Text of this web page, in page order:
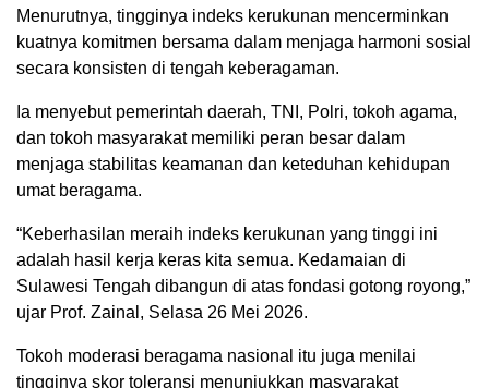
Menurutnya, tingginya indeks kerukunan mencerminkan
kuatnya komitmen bersama dalam menjaga harmoni sosial
secara konsisten di tengah keberagaman.
Ia menyebut pemerintah daerah, TNI, Polri, tokoh agama,
dan tokoh masyarakat memiliki peran besar dalam
menjaga stabilitas keamanan dan keteduhan kehidupan
umat beragama.
“Keberhasilan meraih indeks kerukunan yang tinggi ini
adalah hasil kerja keras kita semua. Kedamaian di
Sulawesi Tengah dibangun di atas fondasi gotong royong,”
ujar Prof. Zainal, Selasa 26 Mei 2026.
Tokoh moderasi beragama nasional itu juga menilai
tingginya skor toleransi menunjukkan masyarakat